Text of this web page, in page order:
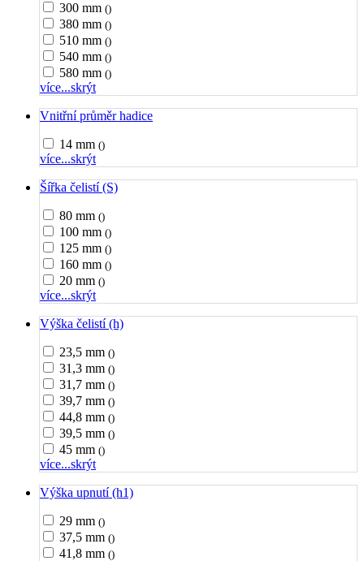
300 mm ()
380 mm ()
510 mm ()
540 mm ()
580 mm ()
více...skrýt
Vnitřní průměr hadice
14 mm ()
více...skrýt
Šířka čelistí (S)
80 mm ()
100 mm ()
125 mm ()
160 mm ()
20 mm ()
více...skrýt
Výška čelistí (h)
23,5 mm ()
31,3 mm ()
31,7 mm ()
39,7 mm ()
44,8 mm ()
39,5 mm ()
45 mm ()
více...skrýt
Výška upnutí (h1)
29 mm ()
37,5 mm ()
41,8 mm ()